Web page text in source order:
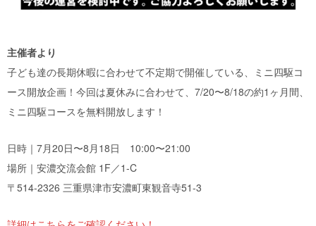
主催者より
子ども達の長期休暇に合わせて不定期で開催している、ミニ四駆コ
ース開放企画！今回は夏休みに合わせて、7/20〜8/18の約1ヶ月間、
ミニ四駆コースを無料開放します！
日時｜7月20日〜8月18日 10:00〜21:00
場所｜安濃交流会館 1F／1-C
〒514-2326 三重県津市安濃町東観音寺51-3